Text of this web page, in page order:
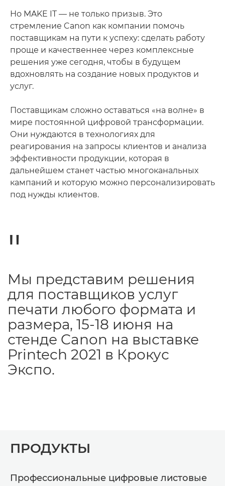
Но MAKE IT — не только призыв. Это
стремление Canon как компании помочь
поставщикам на пути к успеху: сделать работу
проще и качественнее через комплексные
решения уже сегодня, чтобы в будущем
вдохновлять на создание новых продуктов и
услуг.
Поставщикам сложно оставаться «на волне» в
мире постоянной цифровой трансформации.
Они нуждаются в технологиях для
реагирования на запросы клиентов и анализа
эффективности продукции, которая в
дальнейшем станет частью многоканальных
кампаний и которую можно персонализировать
под нужды клиентов.
Мы представим решения
для поставщиков услуг
печати любого формата и
размера, 15-18 июня на
стенде Canon на выставке
Printech 2021 в Крокус
Экспо.
ПРОДУКТЫ
Профессиональные цифровые листовые